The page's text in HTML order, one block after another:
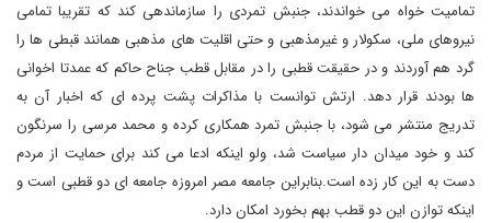
تمامیت خواه می خواندند، جنبش تمردی را سازماندهی کند که تقریبا تمامی
نیروهای ملی، سکولار و غیرمذهبی و حتی اقلیت های مذهبی همانند قبطی ها را
گرد هم آوردند و در حقیقت قطبی را در مقابل قطب جناح حاکم که عمدتا اخوانی
ها بودند قرار دهد. ارتش توانست با مذاکرات پشت پرده ای که اخبار آن به
تدریج منتشر می شود، با جنبش تمرد همکاری کرده و محمد مرسی را سرنگون
کند و خود میدان دار سیاست شد، ولو اینکه ادعا می کند برای حمایت از مردم
دست به این کار زده است.بنابراین جامعه مصر امروزه جامعه ای دو قطبی است و
اینکه توازن این دو قطب بهم بخورد امکان دارد.